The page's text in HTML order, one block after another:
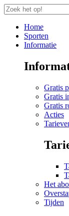
Home
Sporten
Informatie
Gratis
Gratis
Gratis
Acties
Het
Tijden